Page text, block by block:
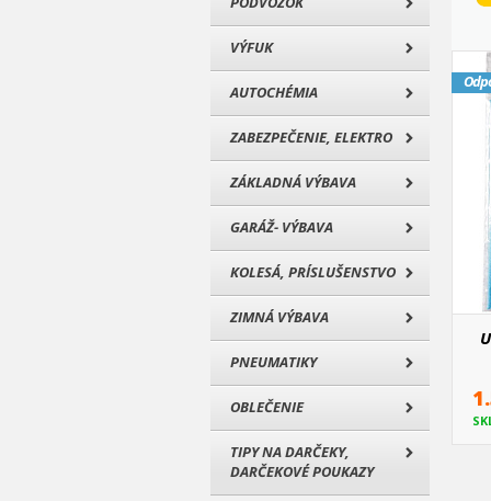
VÝFUK
AUTOCHÉMIA
ZABEZPEČENIE, ELEKTRO
ZÁKLADNÁ VÝBAVA
GARÁŽ- VÝBAVA
KOLESÁ, PRÍSLUŠENSTVO
ZIMNÁ VÝBAVA
PNEUMATIKY
OBLEČENIE
TIPY NA DARČEKY,
DARČEKOVÉ POUKAZY